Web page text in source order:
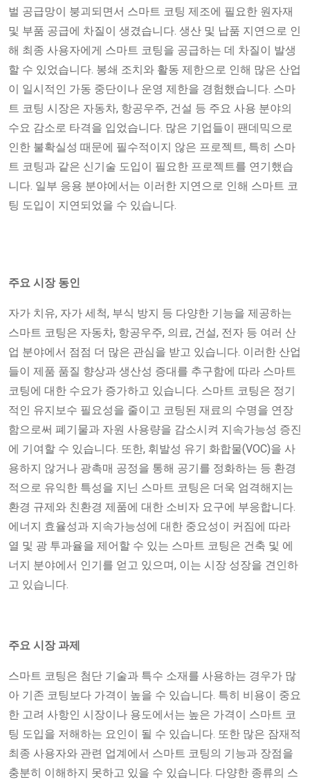
벌 공급망이 붕괴되면서 스마트 코팅 제조에 필요한 원자재
및 부품 공급에 차질이 생겼습니다. 생산 및 납품 지연으로 인
해 최종 사용자에게 스마트 코팅을 공급하는 데 차질이 발생
할 수 있었습니다. 봉쇄 조치와 활동 제한으로 인해 많은 산업
이 일시적인 가동 중단이나 운영 제한을 경험했습니다. 스마
트 코팅 시장은 자동차, 항공우주, 건설 등 주요 사용 분야의
수요 감소로 타격을 입었습니다. 많은 기업들이 팬데믹으로
인한 불확실성 때문에 필수적이지 않은 프로젝트, 특히 스마
트 코팅과 같은 신기술 도입이 필요한 프로젝트를 연기했습
니다. 일부 응용 분야에서는 이러한 지연으로 인해 스마트 코
팅 도입이 지연되었을 수 있습니다.
주요 시장 동인
자가 치유, 자가 세척, 부식 방지 등 다양한 기능을 제공하는
스마트 코팅은 자동차, 항공우주, 의료, 건설, 전자 등 여러 산
업 분야에서 점점 더 많은 관심을 받고 있습니다. 이러한 산업
들이 제품 품질 향상과 생산성 증대를 추구함에 따라 스마트
코팅에 대한 수요가 증가하고 있습니다. 스마트 코팅은 정기
적인 유지보수 필요성을 줄이고 코팅된 재료의 수명을 연장
함으로써 폐기물과 자원 사용량을 감소시켜 지속가능성 증진
에 기여할 수 있습니다. 또한, 휘발성 유기 화합물(VOC)을 사
용하지 않거나 광촉매 공정을 통해 공기를 정화하는 등 환경
적으로 유익한 특성을 지닌 스마트 코팅은 더욱 엄격해지는
환경 규제와 친환경 제품에 대한 소비자 요구에 부응합니다.
에너지 효율성과 지속가능성에 대한 중요성이 커짐에 따라
열 및 광 투과율을 제어할 수 있는 스마트 코팅은 건축 및 에
너지 분야에서 인기를 얻고 있으며, 이는 시장 성장을 견인하
고 있습니다.
주요 시장 과제
스마트 코팅은 첨단 기술과 특수 소재를 사용하는 경우가 많
아 기존 코팅보다 가격이 높을 수 있습니다. 특히 비용이 중요
한 고려 사항인 시장이나 용도에서는 높은 가격이 스마트 코
팅 도입을 저해하는 요인이 될 수 있습니다. 또한 많은 잠재적
최종 사용자와 관련 업계에서 스마트 코팅의 기능과 장점을
충분히 이해하지 못하고 있을 수 있습니다. 다양한 종류의 스